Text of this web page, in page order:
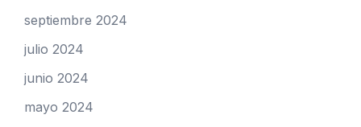
septiembre 2024
julio 2024
junio 2024
mayo 2024